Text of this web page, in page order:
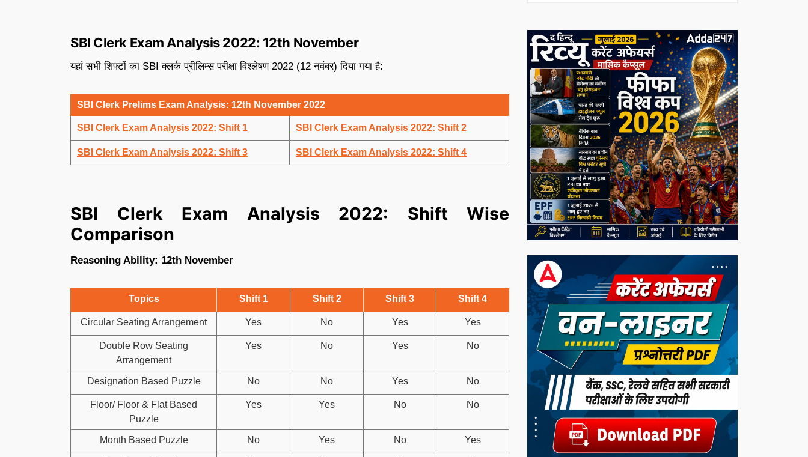
SBI Clerk Exam Analysis 2022: 12th November
यहां सभी शिफ्टों का SBI क्लर्क प्रीलिम्स परीक्षा विश्लेषण 2022 (12 नवंबर) दिया गया है:
SBI Clerk Prelims Exam Analysis: 12th November 2022
SBI Clerk Exam Analysis 2022: Shift 1 SBI Clerk Exam Analysis 2022: Shift 2
SBI Clerk Exam Analysis 2022: Shift 3 SBI Clerk Exam Analysis 2022: Shift 4
SBI Clerk Exam Analysis 2022: Shift Wise
Comparison
Reasoning Ability: 12th November
Topics Shift 1 Shift 2 Shift 3 Shift 4
Circular Seating Arrangement Yes No Yes Yes
Double Row Seating
Arrangement
Yes No Yes No
Designation Based Puzzle No No Yes No
Floor/ Floor & Flat Based
Puzzle
Yes Yes No No
Month Based Puzzle No Yes No Yes